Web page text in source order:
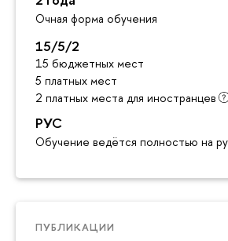
Очная форма обучения
15/5/2
15 бюджетных мест
5 платных мест
2 платных места для иностранцев
РУС
Обучение ведётся полностью на
ПУБЛИКАЦИИ